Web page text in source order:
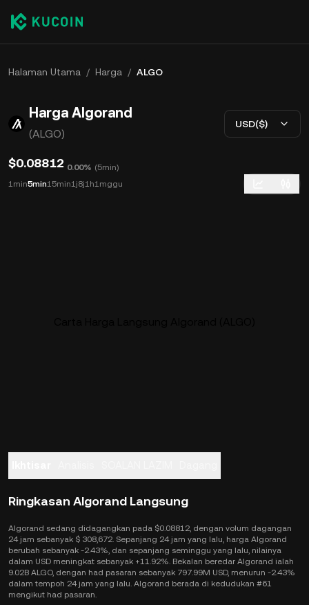
Halaman Utama / Harga / ALGO
Harga Algorand
(ALGO)
USD($)
$0.08812 0.00% (5min)
1min5min15min1j8j1h1mggu
Ringkasan Algorand Langsung
Algorand sedang didagangkan pada $0.08812, dengan volum dagangan
24 jam sebanyak $ 308,672. Sepanjang 24 jam yang lalu, harga Algorand
berubah sebanyak -2.43%, dan sepanjang seminggu yang lalu, nilainya
dalam USD meningkat sebanyak +11.92%. Bekalan beredar Algorand ialah
9.02B ALGO, dengan had pasaran sebanyak 797.99M USD, menurun -2.43%
dalam tempoh 24 jam yang lalu. Algorand berada di kedudukan #61
mengikut had pasaran.